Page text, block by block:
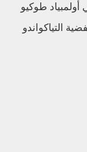
أولمبياد طوكيو
التياكواندو